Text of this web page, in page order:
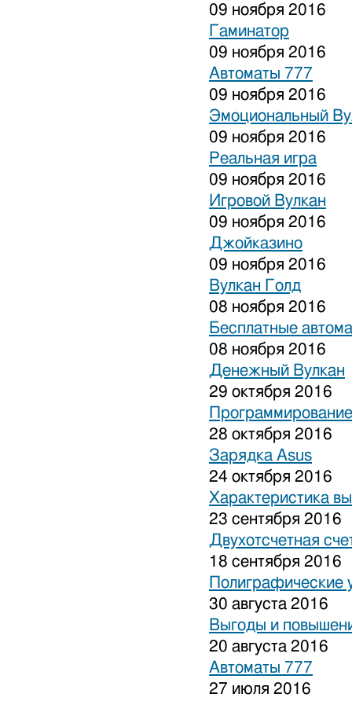
09 ноября 2016
Гаминатор
09 ноября 2016
Автоматы 777
09 ноября 2016
Эмоциональный
09 ноября 2016
Реальная игра
09 ноября 2016
Игровой Вулкан
09 ноября 2016
Джойказино
09 ноября 2016
Вулкан Голд
08 ноября 2016
Бесплатные
08 ноября 2016
Денежный Вулкан
29 октября 2016
28 октября 2016
Зарядка Asus
24 октября 2016
Характеристика
23 сентября 2016
Двухотсчетная
18 сентября 2016
Полиграфические
30 августа 2016
Выгоды и
20 августа 2016
Автоматы 777
27 июля 2016